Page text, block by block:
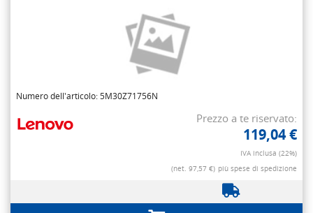
Numero dell'articolo: 5M30Z71756N
Prezzo a te riservato:
119,04 €
IVA inclusa (22%)
(net. 97,57 €) più spese di spedizione